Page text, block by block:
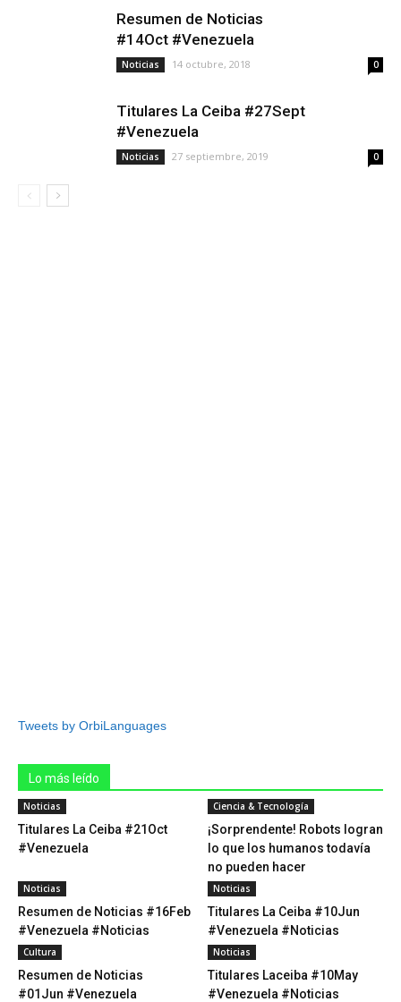
Resumen de Noticias
#14Oct #Venezuela
Noticias 14 octubre, 2018 0
Titulares La Ceiba #27Sept
#Venezuela
Noticias 27 septiembre, 2019 0
Tweets by OrbiLanguages
Lo más leído
Noticias
Titulares La Ceiba #21Oct
#Venezuela
Ciencia & Tecnología
¡Sorprendente! Robots logran
lo que los humanos todavía
no pueden hacer
Noticias
Resumen de Noticias #16Feb
#Venezuela #Noticias
Noticias
Titulares La Ceiba #10Jun
#Venezuela #Noticias
Cultura
Resumen de Noticias
#01Jun #Venezuela
Noticias
Titulares Laceiba #10May
#Venezuela #Noticias